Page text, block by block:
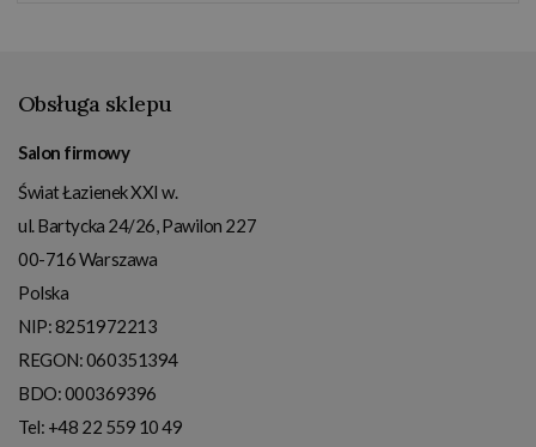
Obsługa sklepu
Salon firmowy
Świat Łazienek XXI w.
ul. Bartycka 24/26, Pawilon 227
00-716Warszawa
Polska
NIP:8251972213
REGON: 060351394
BDO: 000369396
Tel: +48 22 559 10 49